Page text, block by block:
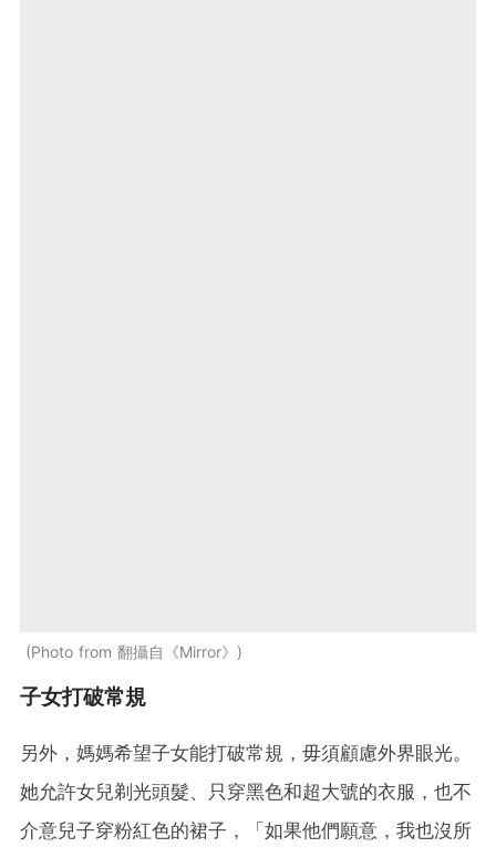
Photo from 翻攝自《Mirror》
子女打破常規
另外，媽媽希望子女能打破常規，毋須顧慮外界眼光。
她允許女兒剃光頭髮、只穿黑色和超大號的衣服，也不
介意兒子穿粉紅色的裙子，「如果他們願意，我也沒所